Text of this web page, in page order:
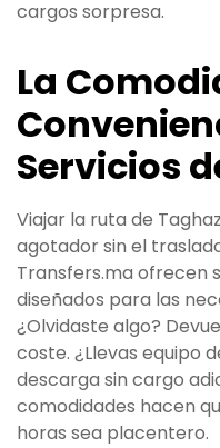
cargos sorpresa.
La
Servicios
Viajar la ruta de
agotador sin el
Transfers.ma ofrecen
diseñados para las
¿Olvidaste algo?
coste. ¿Llevas equipo
descarga sin cargo
comodidades hacen
horas sea placentero.